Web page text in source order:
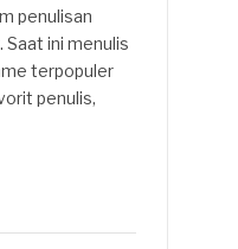
penulisan
ini menulis
terpopuler
penulis,